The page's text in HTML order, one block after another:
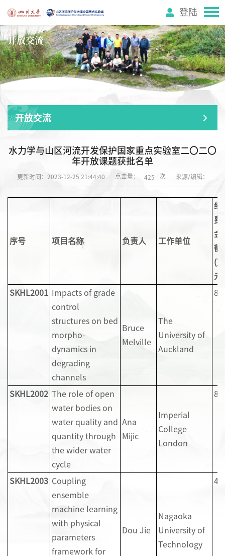
登陆
开放交流
开放交流
水力学与山区河流开发保护国家重点实验室二〇二〇
年开放课题获批名单
更新时间：2023-12-25 21:44:40 点击量： 425 次 来源/编辑：
序号 项目名称 负责人 工作单位
经
费
金
额
(万
元
SKHL2001
Impacts of grade
control
structures on bed
morpho-
dynamics in
degrading
channels
Bruce
Melville
The
University of
Auckland
8
SKHL2002 The role of open
water bodies on
water quality and
quantity through
the wider water
cycle
Ana
Mijic
Imperial
College
London
8
SKHL2003 Coupling
ensemble
machine learning
with physical
parameters
framework for
Dou Jie
Nagaoka
University of
Technology
4